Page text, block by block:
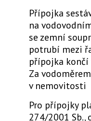
Přípojka
na
se zemní
potrubí mezi
přípojka končí
Za
v nemovitosti
Pro přípojky
274/2001 Sb.,